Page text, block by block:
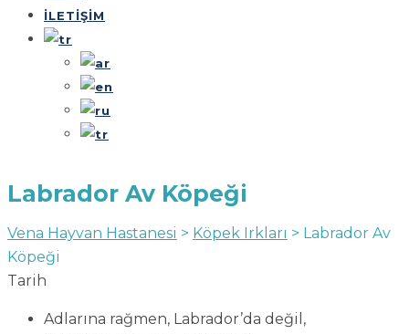
İLETİŞİM
Labrador Av Köpeği
Vena Hayvan Hastanesi > Köpek Irkları > Labrador Av
Köpeği
Tarih
Adlarına rağmen, Labrador’da değil,